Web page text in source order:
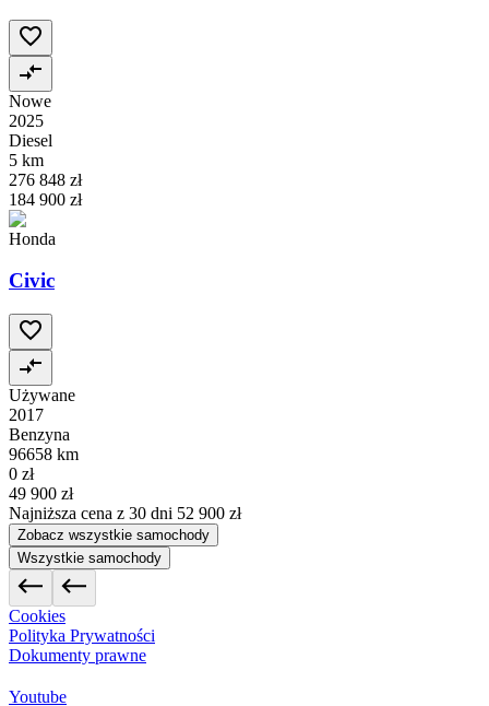
Nowe
2025
Diesel
5 km
276 848 zł
184 900 zł
Honda
Civic
Używane
2017
Benzyna
96658 km
0 zł
49 900 zł
Najniższa cena z 30 dni 52 900 zł
Zobacz wszystkie samochody
Wszystkie samochody
Cookies
Polityka Prywatności
Dokumenty prawne
Youtube